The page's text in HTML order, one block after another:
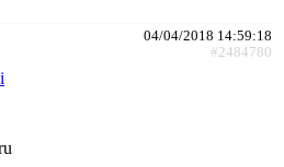
04/04/2018 14:59:18
#2484780